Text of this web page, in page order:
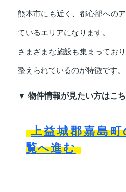
熊本市にも近く、都心部への
ているエリアになります。
さまざまな施設も集まってお
整えられているのが特徴です。
▼ 物件情報が見たい方はこ
上益城郡嘉島
覧へ進む